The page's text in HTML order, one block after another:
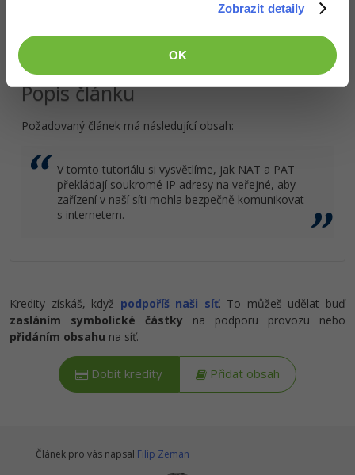
Zobrazit detaily
OK
Popis článku
Požadovaný článek má následující obsah:
V tomto tutoriálu si vysvětlíme, jak NAT a PAT
překládají soukromé IP adresy na veřejné, aby
zařízení v naší síti mohla bezpečně komunikovat
s internetem.
Kredity získáš, když podpoříš naši síť. To můžeš udělat buď
zasláním symbolické částky na podporu provozu nebo
přidáním obsahu na síť.
Dobít kredity Přidat obsah
Článek pro vás napsal Filip Zeman